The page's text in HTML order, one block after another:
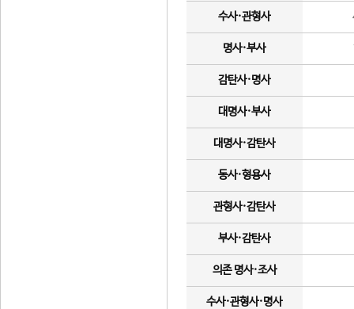
수사·관형사
명사·부사
감탄사·명사
대명사·부사
대명사·감탄사
동사·형용사
관형사·감탄사
부사·감탄사
의존 명사·조사
수사·관형사·명사